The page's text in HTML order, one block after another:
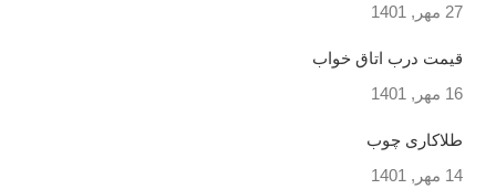
27 مهر, 1401
قیمت درب اتاق خواب
16 مهر, 1401
طلاکاری چوب
14 مهر, 1401